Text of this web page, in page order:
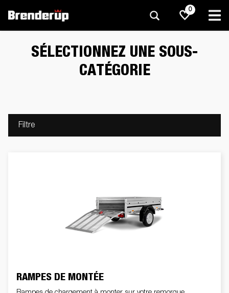
0
SÉLECTIONNEZ UNE SOUS-
CATÉGORIE
Filtre
RAMPES DE MONTÉE